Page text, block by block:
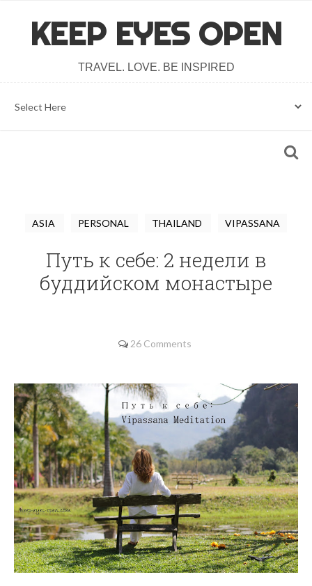
KEEP EYES OPEN
TRAVEL. LOVE. BE INSPIRED
ASIA PERSONAL THAILAND VIPASSANA
Путь к себе: 2 недели в
буддийском монастыре
26 Comments